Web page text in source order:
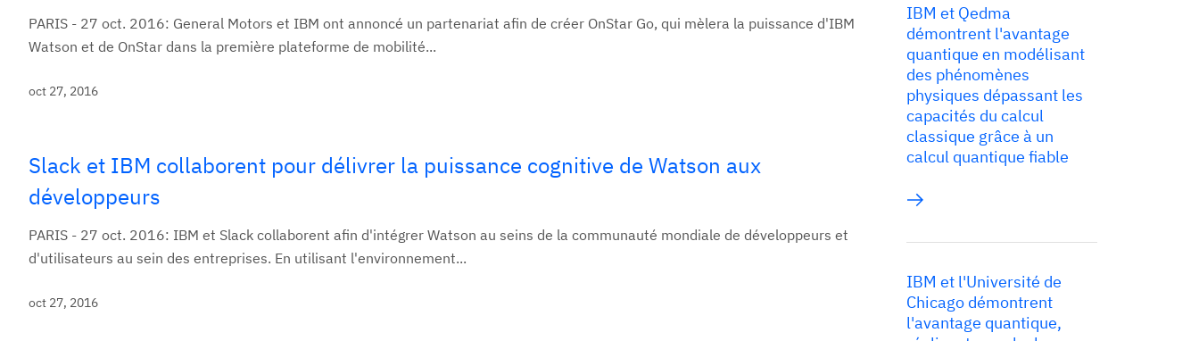
PARIS - 27 oct. 2016: General Motors et IBM ont annoncé un partenariat afin de créer OnStar Go, qui mèlera la puissance d'IBM
Watson et de OnStar dans la première plateforme de mobilité...
oct 27, 2016
Slack et IBM collaborent pour délivrer la puissance cognitive de Watson aux
développeurs
PARIS - 27 oct. 2016: IBM et Slack collaborent afin d'intégrer Watson au seins de la communauté mondiale de développeurs et
d'utilisateurs au sein des entreprises. En utilisant l'environnement...
oct 27, 2016
IBM et Qedma
démontrent l'avantage
quantique en modélisant
des phénomènes
physiques dépassant les
capacités du calcul
classique grâce à un
calcul quantique fiable
IBM et l'Université de
Chicago démontrent
l'avantage quantique,